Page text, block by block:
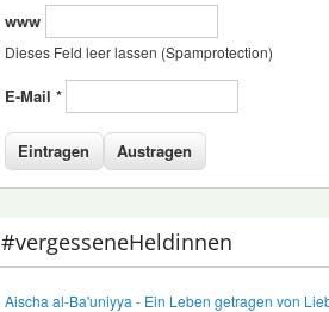
www
Dieses Feld leer lassen (Spamprotection)
E-Mail *
#vergesseneHeldinnen
Aischa al-Ba'uniyya - Ein Leben getragen von